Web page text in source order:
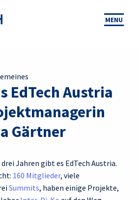
MENU
EdTech Austria
Gärtner
Jahren gibt es EdTech Austria.
160 Mitglieder, viele
Summits, haben einige Projekte,